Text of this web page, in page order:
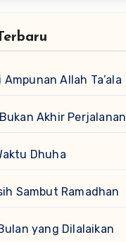
Ampunan Allah Ta’ala
Akhir Perjalanan
Dhuha
Sambut Ramadhan
yang Dilalaikan